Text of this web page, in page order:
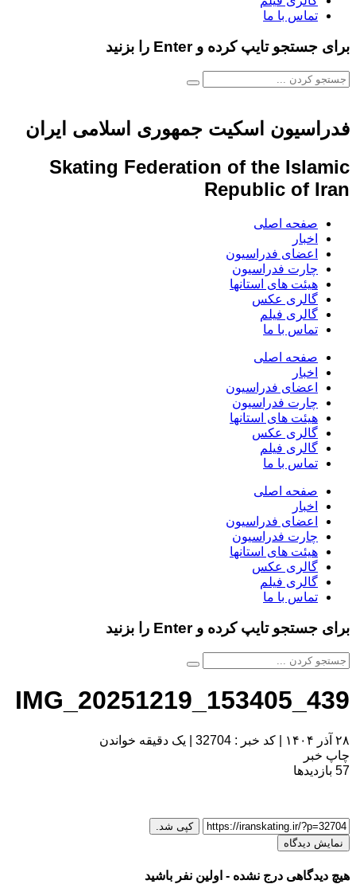
تماس با ما
برای جستجو تایپ کرده و Enter را بزنید
فدراسیون اسکیت جمهوری اسلامی ایران
Skating Federation of the Islamic
Republic of Iran
صفحه اصلی
اخبار
اعضای فدراسیون
چارت فدراسیون
هیئت های استانها
گالری عکس
گالری فیلم
تماس با ما
صفحه اصلی
اخبار
اعضای فدراسیون
چارت فدراسیون
هیئت های استانها
گالری عکس
گالری فیلم
تماس با ما
صفحه اصلی
اخبار
اعضای فدراسیون
چارت فدراسیون
هیئت های استانها
گالری عکس
گالری فیلم
تماس با ما
برای جستجو تایپ کرده و Enter را بزنید
IMG_20251219_153405_439
۲۸ آذر ۱۴۰۴ کد خبر : 32704
یک دقیقه خواندن
چاپ خبر
57 بازدیدها
کپی شد.
نمایش دیدگاه
هیچ دیدگاهی درج نشده - اولین نفر باشید